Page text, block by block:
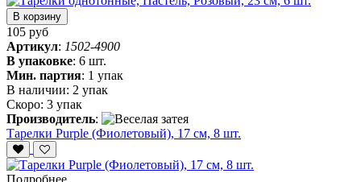
В корзину
105 руб
Артикул: 1502-4900
В упаковке: 6 шт.
Мин. партия: 1 упак
В наличии: 2 упак
Скоро: 3 упак
Производитель:
Тарелки Purple (Фиолетовый), 17 см, 8 шт.